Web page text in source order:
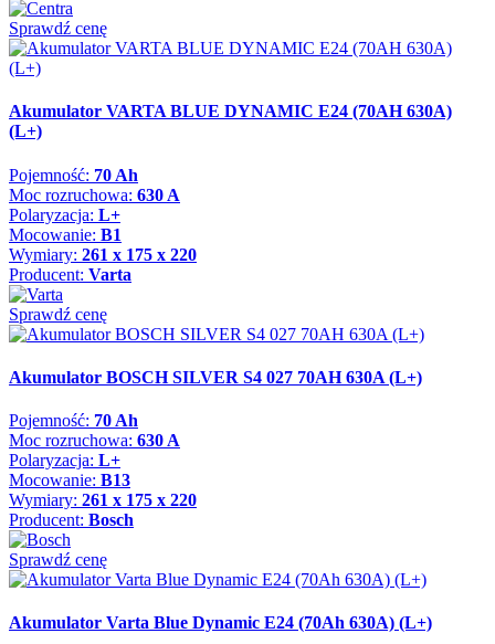
Sprawdź cenę
Akumulator VARTA BLUE DYNAMIC E24 (70AH 630A)
(L+)
Pojemność: 70 Ah
Moc rozruchowa: 630 A
Polaryzacja: L+
Mocowanie: B1
Wymiary: 261 x 175 x 220
Producent: Varta
Sprawdź cenę
Akumulator BOSCH SILVER S4 027 70AH 630A (L+)
Pojemność: 70 Ah
Moc rozruchowa: 630 A
Polaryzacja: L+
Mocowanie: B13
Wymiary: 261 x 175 x 220
Producent: Bosch
Sprawdź cenę
Akumulator Varta Blue Dynamic E24 (70Ah 630A) (L+)